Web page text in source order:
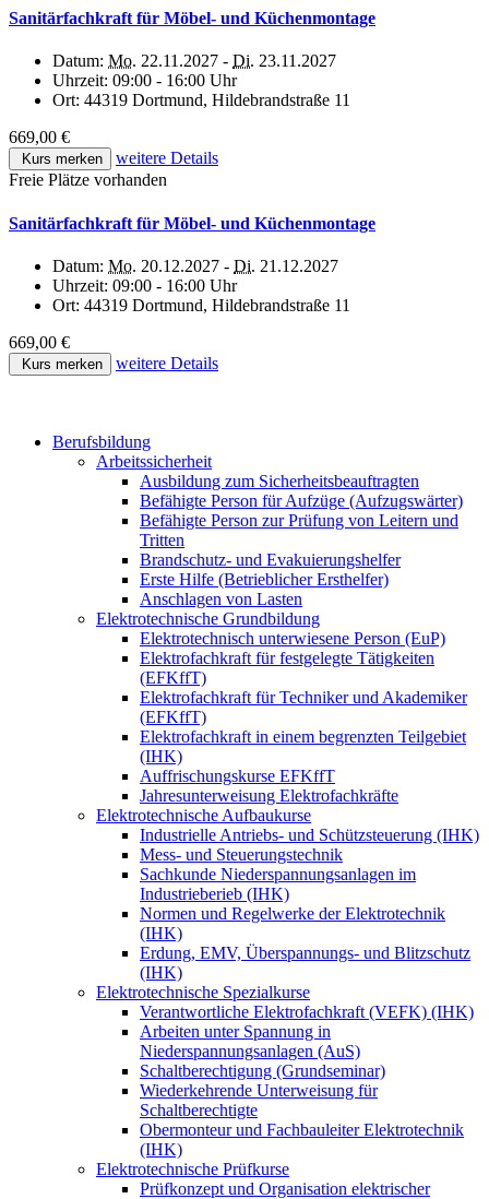
Sanitärfachkraft für Möbel- und Küchenmontage
Datum: Mo. 22.11.2027 - Di. 23.11.2027
Uhrzeit: 09:00 - 16:00 Uhr
Ort: 44319 Dortmund, Hildebrandstraße 11
669,00 €
Kurs merken
weitere Details
Freie Plätze vorhanden
Sanitärfachkraft für Möbel- und Küchenmontage
Datum: Mo. 20.12.2027 - Di. 21.12.2027
Uhrzeit: 09:00 - 16:00 Uhr
Ort: 44319 Dortmund, Hildebrandstraße 11
669,00 €
Kurs merken weitere Details
Berufsbildung
Arbeitssicherheit
Ausbildung zum Sicherheitsbeauftragten
Befähigte Person für Aufzüge (Aufzugswärter)
Befähigte Person zur Prüfung von Leitern und
Tritten
Brandschutz- und Evakuierungshelfer
Erste Hilfe (Betrieblicher Ersthelfer)
Anschlagen von Lasten
Elektrotechnische Grundbildung
Elektrotechnisch unterwiesene Person (EuP)
Elektrofachkraft für festgelegte Tätigkeiten
(EFKffT)
Elektrofachkraft für Techniker und Akademiker
(EFKffT)
Elektrofachkraft in einem begrenzten Teilgebiet
(IHK)
Auffrischungskurse EFKffT
Jahresunterweisung Elektrofachkräfte
Elektrotechnische Aufbaukurse
Industrielle Antriebs- und Schützsteuerung (IHK)
Mess- und Steuerungstechnik
Sachkunde Niederspannungsanlagen im
Industrieberieb (IHK)
Normen und Regelwerke der Elektrotechnik
(IHK)
Erdung, EMV, Überspannungs- und Blitzschutz
(IHK)
Elektrotechnische Spezialkurse
Verantwortliche Elektrofachkraft (VEFK) (IHK)
Arbeiten unter Spannung in
Niederspannungsanlagen (AuS)
Schaltberechtigung (Grundseminar)
Wiederkehrende Unterweisung für
Schaltberechtigte
Obermonteur und Fachbauleiter Elektrotechnik
(IHK)
Elektrotechnische Prüfkurse
Prüfkonzept und Organisation elektrischer